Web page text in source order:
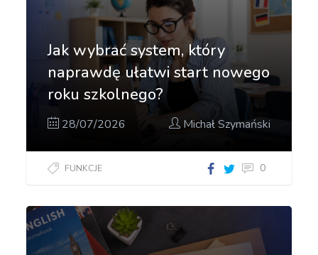
Jak wybrać system, który
naprawdę ułatwi start nowego
roku szkolnego?
28/07/2026 Michał Szymański
FUNKCJE 0